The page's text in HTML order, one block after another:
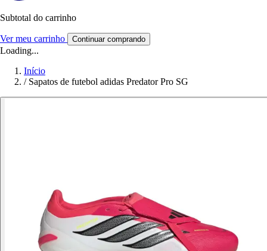
Subtotal do carrinho
Ver meu carrinho Continuar comprando
Loading...
Início
/ Sapatos de futebol adidas Predator Pro SG